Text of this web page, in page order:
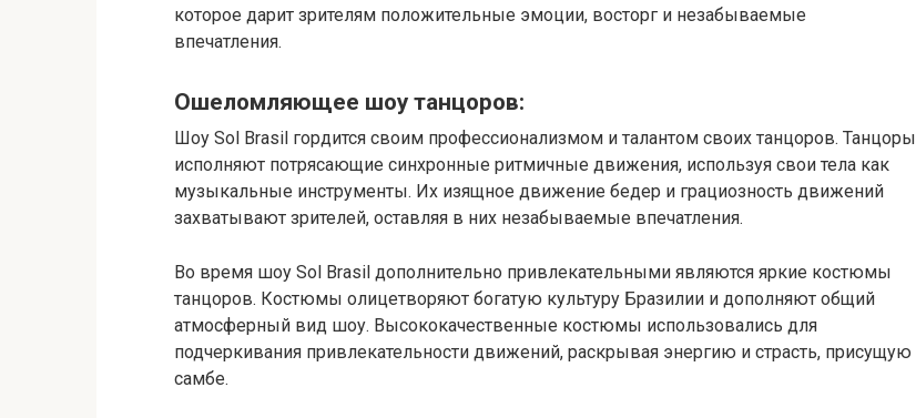
которое дарит зрителям положительные эмоции, восторг и незабываемые
впечатления.
Ошеломляющее шоу танцоров:
Шоу Sol Brasil гордится своим профессионализмом и талантом своих танцоров. Танцоры
исполняют потрясающие синхронные ритмичные движения, используя свои тела как
музыкальные инструменты. Их изящное движение бедер и грациозность движений
захватывают зрителей, оставляя в них незабываемые впечатления.
Во время шоу Sol Brasil дополнительно привлекательными являются яркие костюмы
танцоров. Костюмы олицетворяют богатую культуру Бразилии и дополняют общий
атмосферный вид шоу. Высококачественные костюмы использовались для
подчеркивания привлекательности движений, раскрывая энергию и страсть, присущую
самбе.